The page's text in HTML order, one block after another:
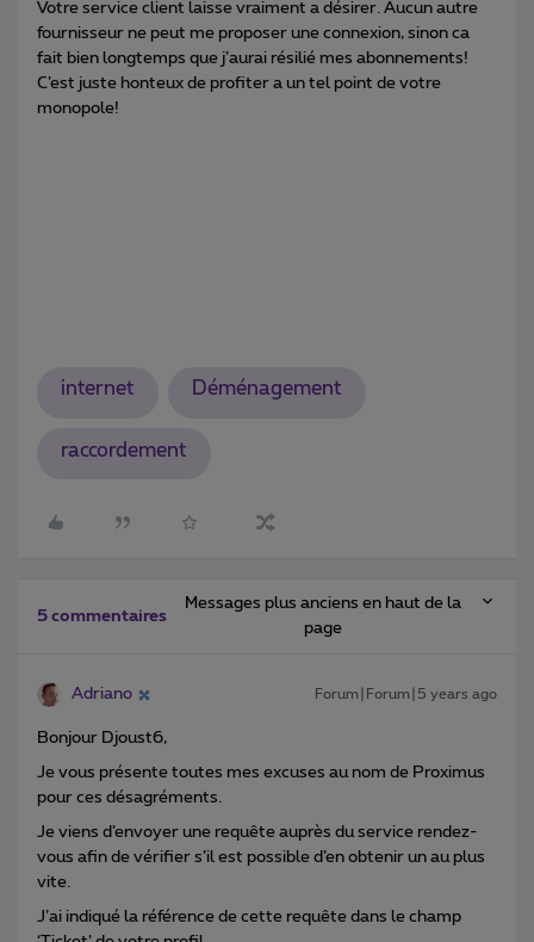
Votre service client laisse vraiment a désirer. Aucun autre
fournisseur ne peut me proposer une connexion, sinon ca
fait bien longtemps que j’aurai résilié mes abonnements!
C’est juste honteux de profiter a un tel point de votre
monopole!
internet Déménagement
raccordement
5 commentaires
Messages plus anciens en haut de la
page
Adriano Forum|Forum|5 years ago
Bonjour Djoust6,
Je vous présente toutes mes excuses au nom de Proximus
pour ces désagréments.
Je viens d’envoyer une requête auprès du service rendez-
vous afin de vérifier s’il est possible d’en obtenir un au plus
vite.
J’ai indiqué la référence de cette requête dans le champ